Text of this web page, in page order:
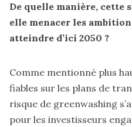
De quelle manière,
elle menacer les
atteindre d’ici 2050 ?
Comme mentionné plus
fiables sur les plans de
risque de greenwashing
pour les investisseurs